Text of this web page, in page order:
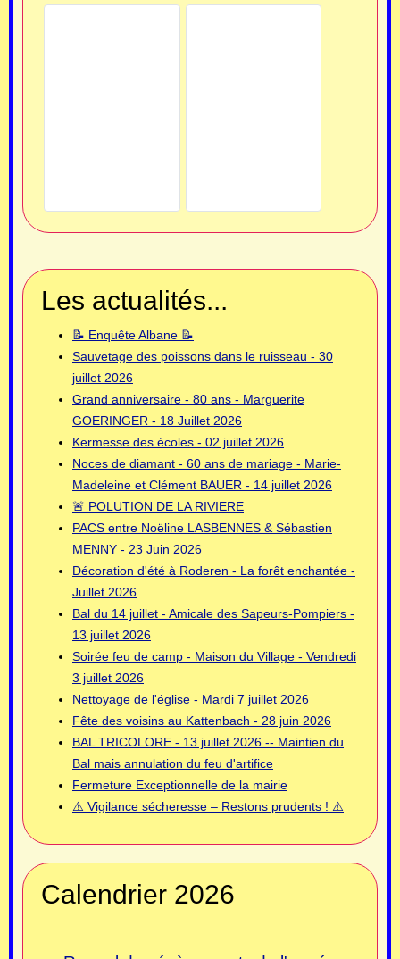
Les actualités...
📝 Enquête Albane 📝
Sauvetage des poissons dans le ruisseau - 30
juillet 2026
Grand anniversaire - 80 ans - Marguerite
GOERINGER - 18 Juillet 2026
Kermesse des écoles - 02 juillet 2026
Noces de diamant - 60 ans de mariage - Marie-
Madeleine et Clément BAUER - 14 juillet 2026
🚨 POLUTION DE LA RIVIERE
PACS entre Noëline LASBENNES & Sébastien
MENNY - 23 Juin 2026
Décoration d'été à Roderen - La forêt enchantée -
Juillet 2026
Bal du 14 juillet - Amicale des Sapeurs-Pompiers -
13 juillet 2026
Soirée feu de camp - Maison du Village - Vendredi
3 juillet 2026
Nettoyage de l'église - Mardi 7 juillet 2026
Fête des voisins au Kattenbach - 28 juin 2026
BAL TRICOLORE - 13 juillet 2026 -- Maintien du
Bal mais annulation du feu d'artifice
Fermeture Exceptionnelle de la mairie
⚠️ Vigilance sécheresse – Restons prudents ! ⚠️
Calendrier 2026